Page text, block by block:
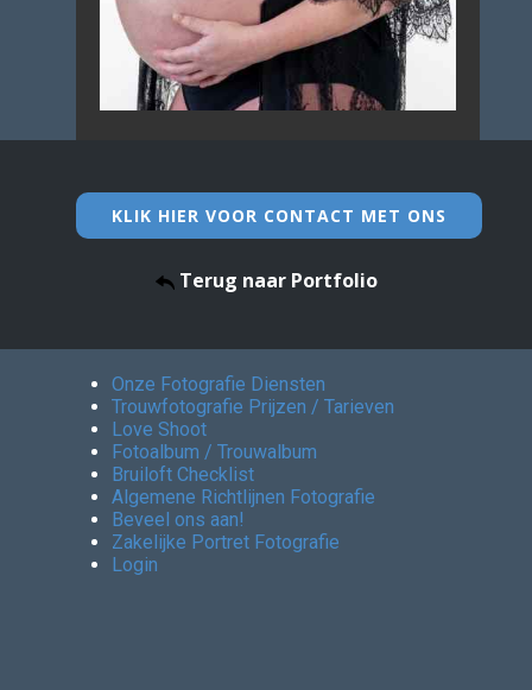
KLIK HIER VOOR CONTACT MET ONS
Terug naar Portfolio
Onze Fotografie Diensten
Trouwfotografie Prijzen / Tarieven
Love Shoot
Fotoalbum / Trouwalbum
Bruiloft Checklist
Algemene Richtlijnen Fotografie
Beveel ons aan!
Zakelijke Portret Fotografie
Login